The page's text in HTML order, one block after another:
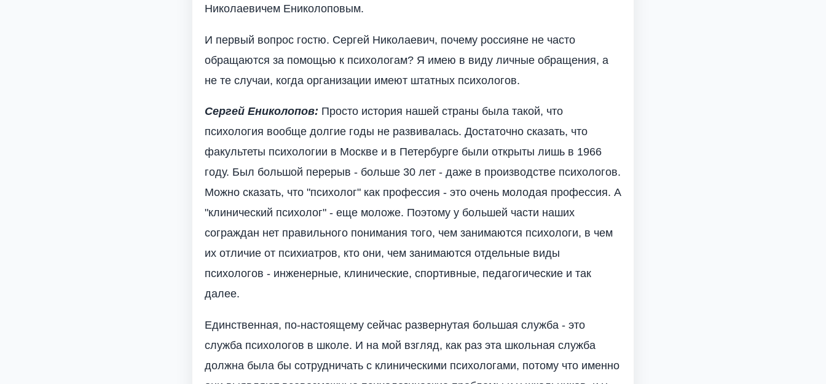
Николаевичем Ениколоповым.
И первый вопрос гостю. Сергей Николаевич, почему россияне не часто
обращаются за помощью к психологам? Я имею в виду личные обращения, а
не те случаи, когда организации имеют штатных психологов.
Сергей Ениколопов: Просто история нашей страны была такой, что
психология вообще долгие годы не развивалась. Достаточно сказать, что
факультеты психологии в Москве и в Петербурге были открыты лишь в 1966
году. Был большой перерыв - больше 30 лет - даже в производстве психологов.
Можно сказать, что "психолог" как профессия - это очень молодая профессия. А
"клинический психолог" - еще моложе. Поэтому у большей части наших
сограждан нет правильного понимания того, чем занимаются психологи, в чем
их отличие от психиатров, кто они, чем занимаются отдельные виды
психологов - инженерные, клинические, спортивные, педагогические и так
далее.
Единственная, по-настоящему сейчас развернутая большая служба - это
служба психологов в школе. И на мой взгляд, как раз эта школьная служба
должна была бы сотрудничать с клиническими психологами, потому что именно